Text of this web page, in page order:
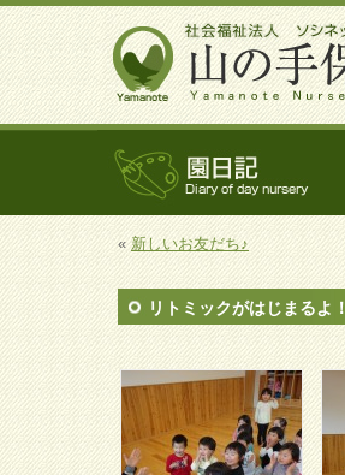
«新しいお友だち♪
リトミックがはじまるよ！